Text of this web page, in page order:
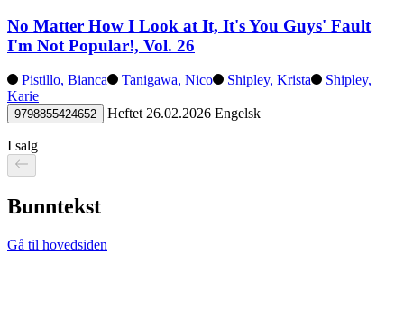
No Matter How I Look at It, It's You Guys' Fault
I'm Not Popular!, Vol. 26
Pistillo, Bianca Tanigawa, Nico Shipley, Krista
Shipley,
Karie
9798855424652 Heftet 26.02.2026 Engelsk
I salg
Bunntekst
Gå til hovedsiden